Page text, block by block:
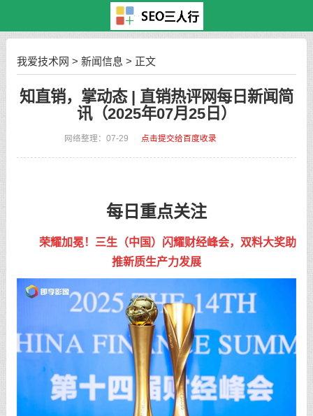
我爱技术网 > 新闻信息 > 正文
知直销，掌动态 | 直销热评网每日新闻简
讯（2025年07月25日）
网络整理：07-29 点击提交给百度收录
每日重点关注
荣耀加冕！三生（中国）闪耀财经峰会，双料大奖助
推新质生产力发展